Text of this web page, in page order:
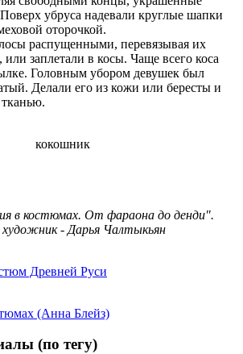
убруса надевали круглые шапки
оторочкой.
распущенными, перевязывая их
заплетали в косы. Чаще всего коса
Головным убором девушек был
Делали его из кожи или бересты и
тканью.
кокошник
в костюмах. От фараона до денди".
- Дарья Чалтыкьян
Древней Руси
(Анна Блейз)
(по тегу)